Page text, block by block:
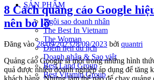
SẢN PHẨM
Ngôi sao doanh nhân
The Best In Vietnam
The Woman
Điểm hẹn du lịch
Doanh nhân & Sao việt
Best Land Group
Best Vitamin Group
8 Cách quảng cáo Google
nên bỏ lỡ
Đăng vào28/09/202328/09/2023 bởi quantri
Quảng cáo Google là một trong những hình
quả được nhiều doanh nghiệp áp dụng để tăng
khách hàng. Nhưng làm thế nào để chạy quảng